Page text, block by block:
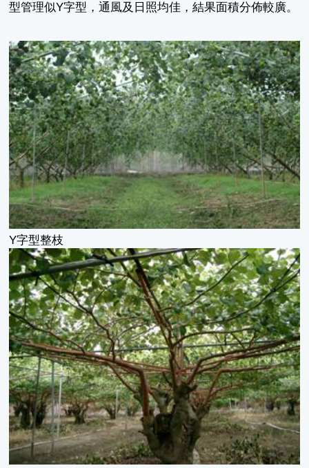
型管理似Y字型，通風及日照均佳，結果面積分佈較廣。
Y字型整枝